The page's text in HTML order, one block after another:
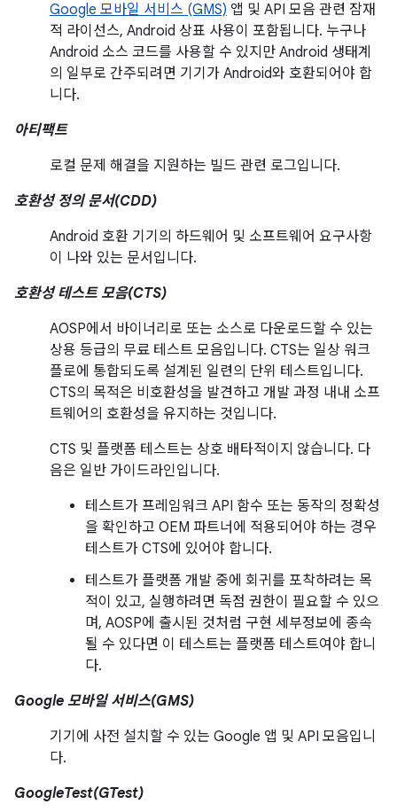
Google 모바일 서비스 (GMS) 앱 및 API 모음 관련 잠재
적 라이선스, Android 상표 사용이 포함됩니다. 누구나
Android 소스 코드를 사용할 수 있지만 Android 생태계
의 일부로 간주되려면 기기가 Android와 호환되어야 합
니다.
아티팩트
로컬 문제 해결을 지원하는 빌드 관련 로그입니다.
호환성 정의 문서(CDD)
Android 호환 기기의 하드웨어 및 소프트웨어 요구사항
이 나와 있는 문서입니다.
호환성 테스트 모음(CTS)
AOSP에서 바이너리로 또는 소스로 다운로드할 수 있는
상용 등급의 무료 테스트 모음입니다. CTS는 일상 워크
플로에 통합되도록 설계된 일련의 단위 테스트입니다.
CTS의 목적은 비호환성을 발견하고 개발 과정 내내 소프
트웨어의 호환성을 유지하는 것입니다.
CTS 및 플랫폼 테스트는 상호 배타적이지 않습니다. 다
음은 일반 가이드라인입니다.
테스트가 프레임워크 API 함수 또는 동작의 정확성
을 확인하고 OEM 파트너에 적용되어야 하는 경우
테스트가 CTS에 있어야 합니다.
테스트가 플랫폼 개발 중에 회귀를 포착하려는 목
적이 있고, 실행하려면 독점 권한이 필요할 수 있으
며, AOSP에 출시된 것처럼 구현 세부정보에 종속
될 수 있다면 이 테스트는 플랫폼 테스트여야 합니
다.
Google 모바일 서비스(GMS)
기기에 사전 설치할 수 있는 Google 앱 및 API 모음입니
다.
GoogleTest(GTest)